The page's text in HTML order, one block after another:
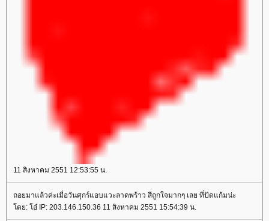
11 สิงหาคม 2551 12:53:55 น.
ถอยมาแล้วค่ะเมื่อวันศุกร์แอบแวะลาดพร้าว สีถูกใจมากๆ เลย ที่ปัดแก้มน่ะ
ดย: โอ๋ IP: 203.146.150.36 11 สิงหาคม 2551 15:54:39 น.